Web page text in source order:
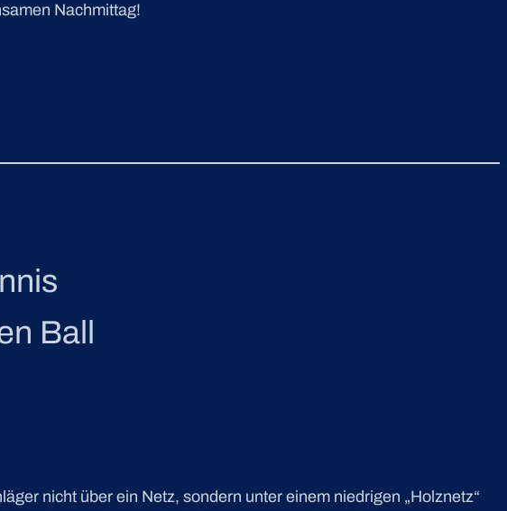
Nachmittag!
Ball
nicht über ein Netz, sondern unter einem niedrigen „Holznetz“